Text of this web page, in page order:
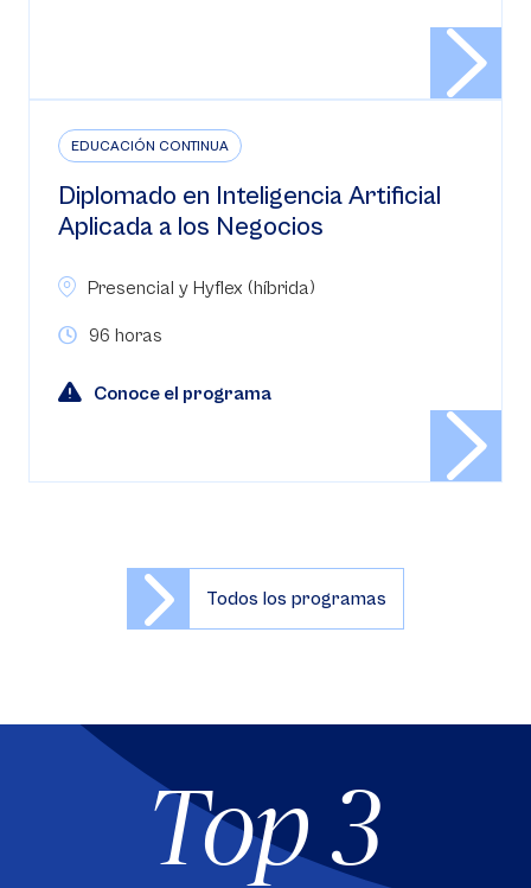
EDUCACIÓN CONTINUA
Diplomado en Inteligencia Artificial
Aplicada a los Negocios
Presencial y Hyflex (híbrida)
96 horas
Conoce el programa
Todos los programas
Top 3